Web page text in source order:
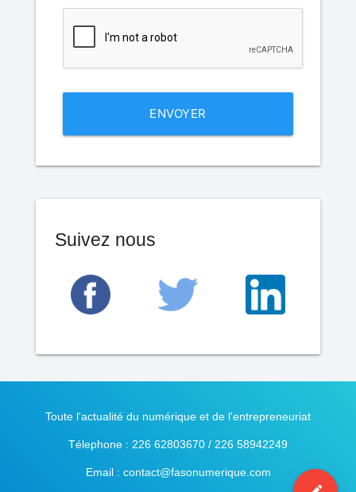
ENVOYER
Suivez nous
Toute l'actualité du numérique et de l'entrepreneuriat
Télephone : 226 62803670 / 226 58942249
Email : contact@fasonumerique.com